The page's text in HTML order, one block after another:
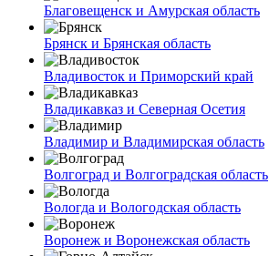
Благовещенск и Амурская область
Брянск и Брянская область
Владивосток и Приморский край
Владикавказ и Северная Осетия
Владимир и Владимирская область
Волгоград и Волгоградская область
Вологда и Вологодская область
Воронеж и Воронежская область